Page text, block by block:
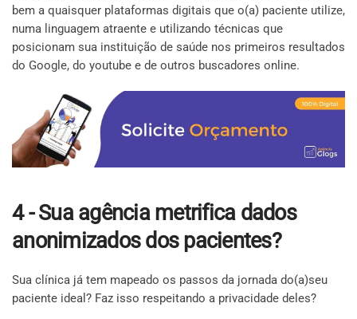
bem a quaisquer plataformas digitais que o(a) paciente utilize,
numa linguagem atraente e utilizando técnicas que
posicionam sua instituição de saúde nos primeiros resultados
do Google, do youtube e de outros buscadores online.
4 - Sua agência metrifica dados
anonimizados dos pacientes?
Sua clínica já tem mapeado os passos da jornada do(a)seu
paciente ideal? Faz isso respeitando a privacidade deles?